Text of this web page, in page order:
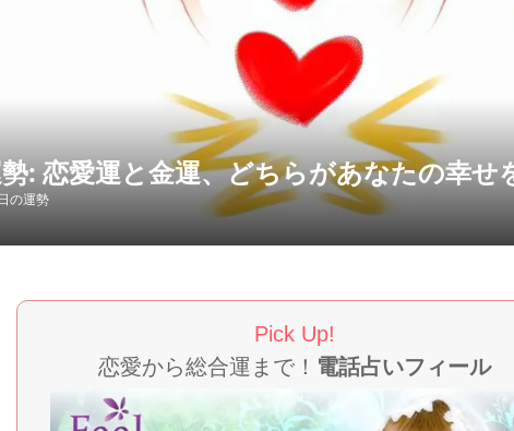
: 恋愛運と金運、どちらがあなたの幸せ
の運勢
Pick Up!
恋愛から総合運まで！ 電話占いフィール